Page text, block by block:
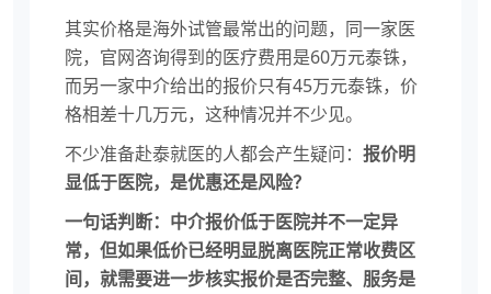
其实价格是海外试管最常出的问题，同一家医
院，官网咨询得到的医疗费用是60万元泰铢，
而另一家中介给出的报价只有45万元泰铢，价
格相差十几万元，这种情况并不少见。
不少准备赴泰就医的人都会产生疑问： 报价明
显低于医院，是优惠还是风险？
一句话判断：中介报价低于医院并不一定异
常，但如果低价已经明显脱离医院正常收费区
间，就需要进一步核实报价是否完整、服务是